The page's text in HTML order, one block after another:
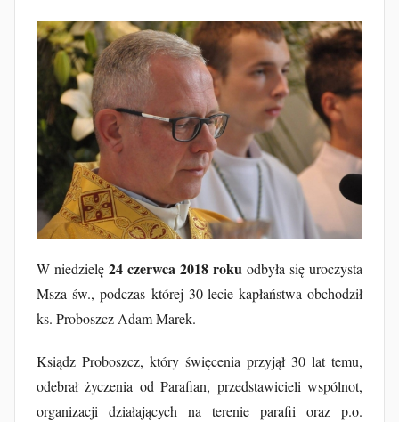
z
e
z
J
a
k
u
b
F
u
r
t
a
W niedzielę 24 czerwca 2018 roku odbyła się uroczysta
Msza św., podczas której 30-lecie kapłaństwa obchodził
ks. Proboszcz Adam Marek.
Ksiądz Proboszcz, który święcenia przyjął 30 lat temu,
odebrał życzenia od Parafian, przedstawicieli wspólnot,
organizacji działających na terenie parafii oraz p.o.